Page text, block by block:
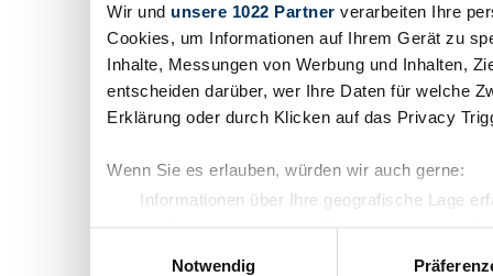
Wir und unsere 1022 Partner verarbeiten Ihre
Cookies, um Informationen auf Ihrem Gerät zu
Inhalte, Messungen von Werbung und Inhalten,
entscheiden darüber, wer Ihre Daten für welche
Erklärung oder durch Klicken auf das Privacy
Wenn Sie es erlauben, würden wir auch gerne:
Informationen über Ihre geografische Lage
Ihr Gerät durch aktives Scannen nach
Erfahren Sie mehr darüber, wie Ihre
Notwendig